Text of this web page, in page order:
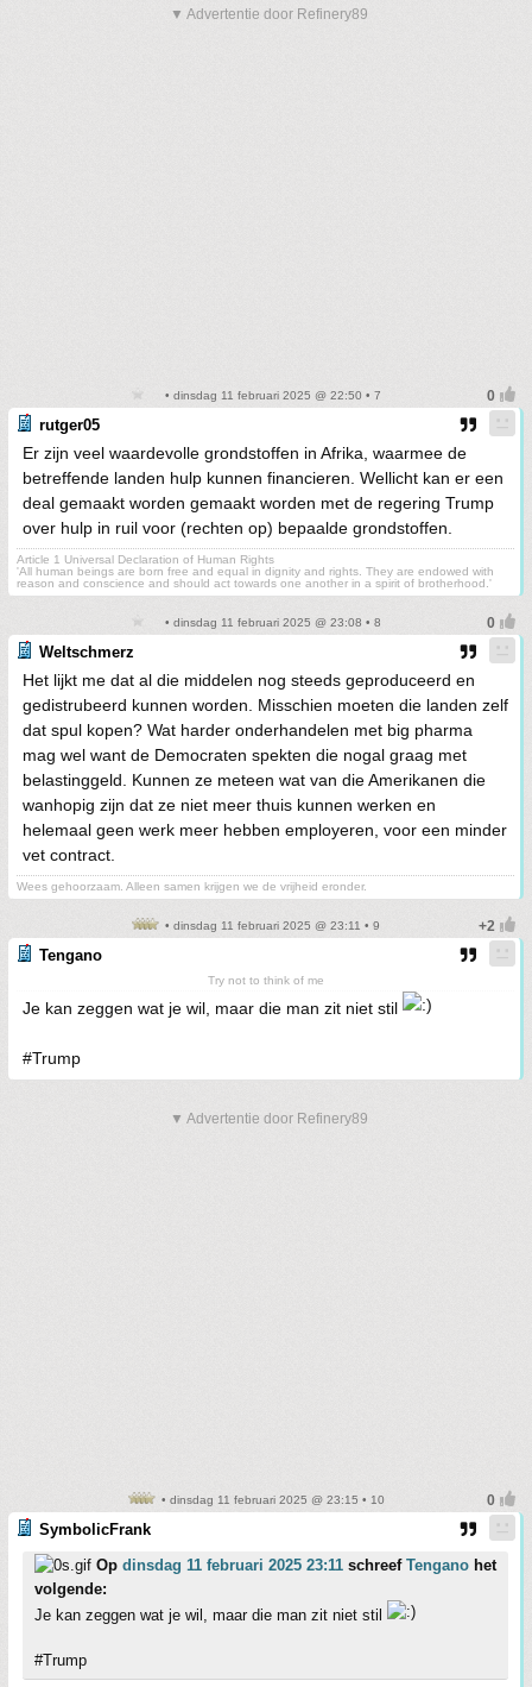
▼ Advertentie door Refinery89
• dinsdag 11 februari 2025 @ 22:50 • 7
rutger05
Er zijn veel waardevolle grondstoffen in Afrika, waarmee de
betreffende landen hulp kunnen financieren. Wellicht kan er een
deal gemaakt worden gemaakt worden met de regering Trump
over hulp in ruil voor (rechten op) bepaalde grondstoffen.
Article 1 Universal Declaration of Human Rights
'All human beings are born free and equal in dignity and rights. They are endowed with
reason and conscience and should act towards one another in a spirit of brotherhood.'
• dinsdag 11 februari 2025 @ 23:08 • 8
Weltschmerz
Het lijkt me dat al die middelen nog steeds geproduceerd en
gedistrubeerd kunnen worden. Misschien moeten die landen zelf
dat spul kopen? Wat harder onderhandelen met big pharma
mag wel want de Democraten spekten die nogal graag met
belastinggeld. Kunnen ze meteen wat van die Amerikanen die
wanhopig zijn dat ze niet meer thuis kunnen werken en
helemaal geen werk meer hebben employeren, voor een minder
vet contract.
Wees gehoorzaam. Alleen samen krijgen we de vrijheid eronder.
• dinsdag 11 februari 2025 @ 23:11 • 9
Tengano
Try not to think of me
Je kan zeggen wat je wil, maar die man zit niet stil
#Trump
▼ Advertentie door Refinery89
• dinsdag 11 februari 2025 @ 23:15 • 10
SymbolicFrank
Op dinsdag 11 februari 2025 23:11 schreef Tengano het
volgende:
Je kan zeggen wat je wil, maar die man zit niet stil
#Trump